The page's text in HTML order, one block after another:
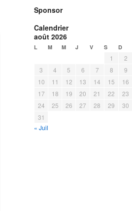
Sponsor
Calendrier
août 2026
L M M J V S D
1
2
3
4 5 6 7 8
9
10
11 12 13 14 15
16
17
18 19 20 21 22
23
24
25 26 27 28 29
30
31
« Juil